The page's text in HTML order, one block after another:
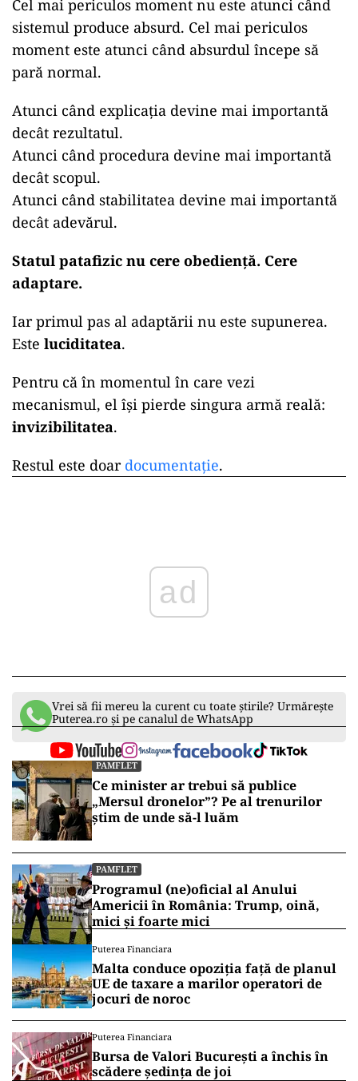
Cel mai periculos moment nu este atunci când
sistemul produce absurd. Cel mai periculos
moment este atunci când absurdul începe să
pară normal.
Atunci când explicația devine mai importantă
decât rezultatul.
Atunci când procedura devine mai importantă
decât scopul.
Atunci când stabilitatea devine mai importantă
decât adevărul.
Statul patafizic nu cere obediență. Cere
adaptare.
Iar primul pas al adaptării nu este supunerea.
Este luciditatea.
Pentru că în momentul în care vezi
mecanismul, el își pierde singura armă reală:
invizibilitatea.
Restul este doar documentație.
ad
Vrei să fii mereu la curent cu toate știrile? Urmărește
Puterea.ro și pe canalul de WhatsApp
PAMFLET
Ce minister ar trebui să publice
„Mersul dronelor”? Pe al trenurilor
știm de unde să-l luăm
PAMFLET
Programul (ne)oficial al Anului
Americii în România: Trump, oină,
mici și foarte mici
Puterea Financiara
Malta conduce opoziția față de planul
UE de taxare a marilor operatori de
jocuri de noroc
Puterea Financiara
Bursa de Valori București a închis în
scădere ședința de joi